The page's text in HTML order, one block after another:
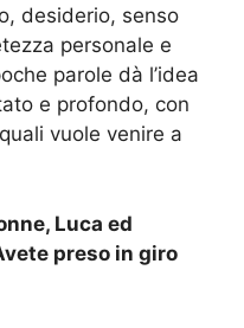
desiderio, senso
personale e
parole dà l’idea
e profondo, con
vuole venire a
Luca ed
preso in giro